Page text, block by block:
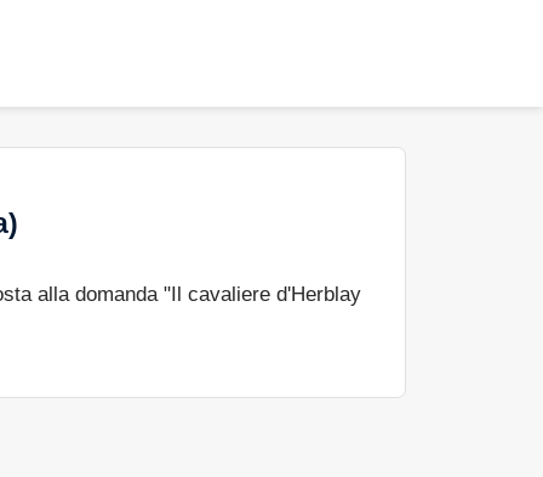
alla domanda "Il cavaliere d'Herblay